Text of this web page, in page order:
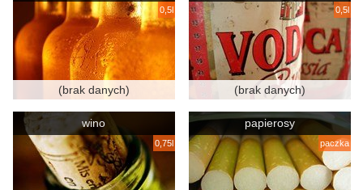
0,5l
(brak danych)
0,5l
(brak danych)
wino
0,75l
papierosy
paczka